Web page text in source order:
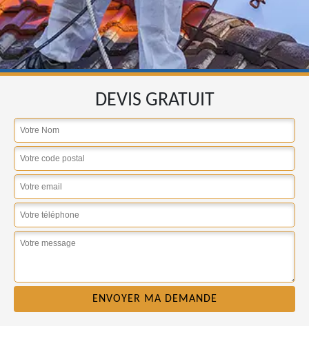
DEVIS GRATUIT